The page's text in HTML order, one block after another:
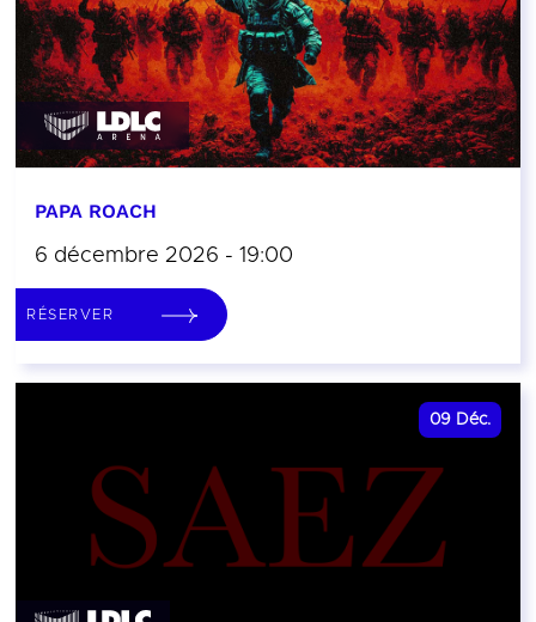
PAPA ROACH
6 décembre 2026 - 19:00
RÉSERVER
09 Déc.